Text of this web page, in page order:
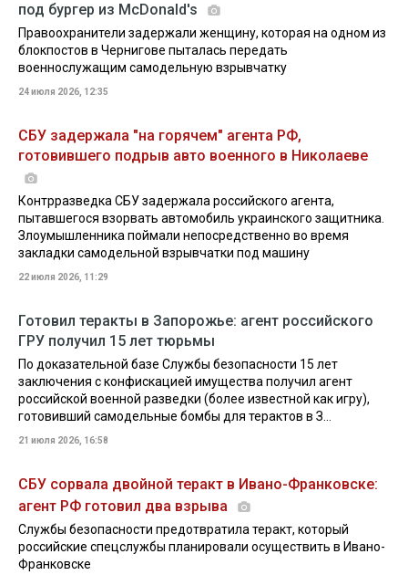
под бургер из McDonald's
Правоохранители задержали женщину, которая на одном из
блокпостов в Чернигове пыталась передать
военнослужащим самодельную взрывчатку
24 июля 2026, 12:35
СБУ задержала "на горячем" агента РФ,
готовившего подрыв авто военного в Николаеве
Контрразведка СБУ задержала российского агента,
пытавшегося взорвать автомобиль украинского защитника.
Злоумышленника поймали непосредственно во время
закладки самодельной взрывчатки под машину
22 июля 2026, 11:29
Готовил теракты в Запорожье: агент российского
ГРУ получил 15 лет тюрьмы
По доказательной базе Службы безопасности 15 лет
заключения с конфискацией имущества получил агент
российской военной разведки (более известной как игру),
готовивший самодельные бомбы для терактов в З...
21 июля 2026, 16:58
СБУ сорвала двойной теракт в Ивано-Франковске:
агент РФ готовил два взрыва
Службы безопасности предотвратила теракт, который
российские спецслужбы планировали осуществить в Ивано-
Франковске